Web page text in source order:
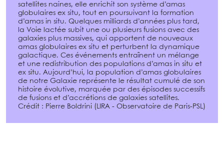
satellites naines, elle enrichit son système d’amas
globulaires ex situ, tout en poursuivant la formation
d’amas in situ. Quelques milliards d’années plus tard,
la Voie lactée subit une ou plusieurs fusions avec des
galaxies plus massives, qui apportent de nouveaux
amas globulaires ex situ et perturbent la dynamique
galactique. Ces événements entraînent un mélange
et une redistribution des populations d’amas in situ et
ex situ. Aujourd’hui, la population d’amas globulaires
de notre Galaxie représente le résultat cumulé de son
histoire évolutive, marquée par des épisodes successifs
de fusions et d’accrétions de galaxies satellites.
Crédit : Pierre Boldrini (LIRA - Observatoire de Paris-PSL)